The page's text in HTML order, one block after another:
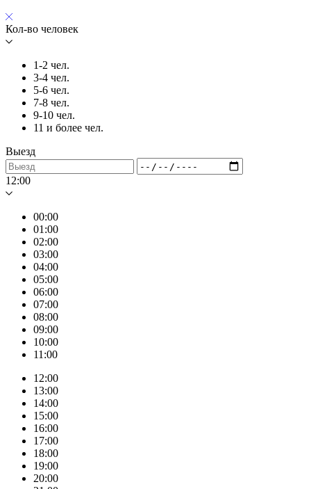
Кол-во человек
1-2 чел.
3-4 чел.
5-6 чел.
7-8 чел.
9-10 чел.
11 и более чел.
Выезд
12:00
00:00
01:00
02:00
03:00
04:00
05:00
06:00
07:00
08:00
09:00
10:00
11:00
12:00
13:00
14:00
15:00
16:00
17:00
18:00
19:00
20:00